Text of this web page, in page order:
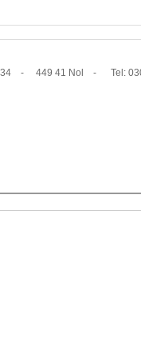
- Tel: 0303 - 33 22